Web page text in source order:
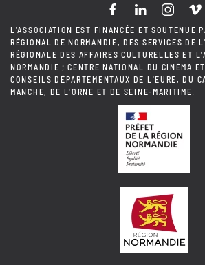
L'ASSOCIATION EST FINANCÉE ET SOUTENUE
RÉGIONAL DE NORMANDIE, DES SERVICES DE
RÉGIONALE DES AFFAIRES CULTURELLES ET
NORMANDIE ; CENTRE NATIONAL DU CINÉMA
CONSEILS DÉPARTEMENTAUX DE L'EURE, DU
MANCHE, DE L'ORNE ET DE SEINE-MARITIME.